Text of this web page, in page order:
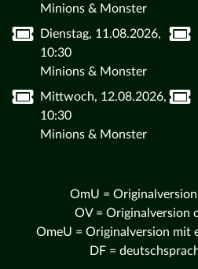
Minions & Monster
Dienstag, 11.08.2026,
10:30
Minions & Monster
Mittwoch, 12.08.2026,
10:30
Minions & Monster
OmU =
OV = Originalversion
OmeU = Originalversion mit
DF =